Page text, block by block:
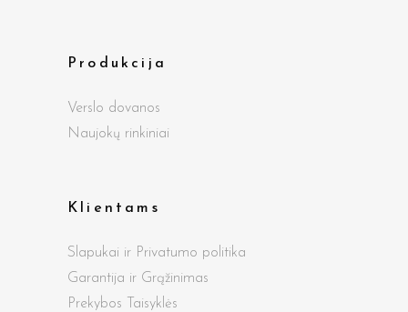
Produkcija
Verslo dovanos
Naujokų rinkiniai
Klientams
Slapukai ir Privatumo politika
Garantija ir Grąžinimas
Prekybos Taisyklės